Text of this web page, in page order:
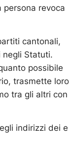
persona revoca
cantonali,
negli Statuti.
possibile
trasmette loro
tra gli altri con
indirizzi dei e